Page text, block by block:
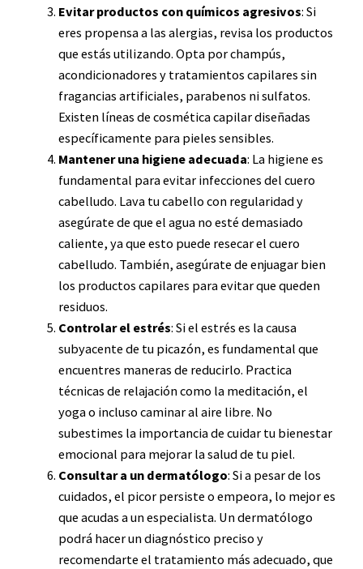
Evitar productos con químicos agresivos: Si
eres propensa a las alergias, revisa los productos
que estás utilizando. Opta por champús,
acondicionadores y tratamientos capilares sin
fragancias artificiales, parabenos ni sulfatos.
Existen líneas de cosmética capilar diseñadas
específicamente para pieles sensibles.
Mantener una higiene adecuada: La higiene es
fundamental para evitar infecciones del cuero
cabelludo. Lava tu cabello con regularidad y
asegúrate de que el agua no esté demasiado
caliente, ya que esto puede resecar el cuero
cabelludo. También, asegúrate de enjuagar bien
los productos capilares para evitar que queden
residuos.
Controlar el estrés: Si el estrés es la causa
subyacente de tu picazón, es fundamental que
encuentres maneras de reducirlo. Practica
técnicas de relajación como la meditación, el
yoga o incluso caminar al aire libre. No
subestimes la importancia de cuidar tu bienestar
emocional para mejorar la salud de tu piel.
Consultar a un dermatólogo: Si a pesar de los
cuidados, el picor persiste o empeora, lo mejor es
que acudas a un especialista. Un dermatólogo
podrá hacer un diagnóstico preciso y
recomendarte el tratamiento más adecuado, que